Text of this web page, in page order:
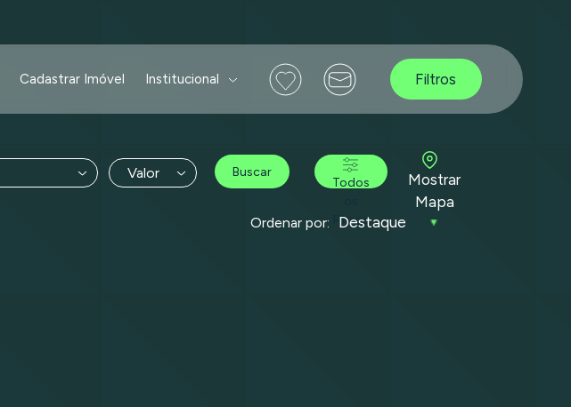
Cadastrar Imóvel Institucional Filtros
Valor Buscar
Todos
Filtros
Mostrar
Mapa
Ordenar por: